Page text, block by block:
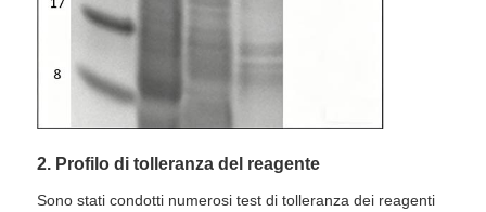
2. Profilo di tolleranza del reagente
Sono stati condotti numerosi test di tolleranza dei reagenti